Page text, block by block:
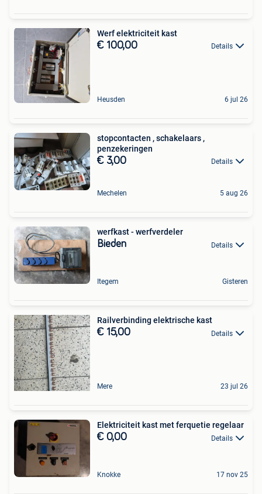
Werf elektriciteit kast
€ 100,00 Details
Heusden 6 jul 26
stopcontacten , schakelaars ,
penzekeringen
€ 3,00 Details
Mechelen 5 aug 26
werfkast - werfverdeler
Bieden Details
Itegem Gisteren
Railverbinding elektrische kast
€ 15,00 Details
Mere 23 jul 26
Elektriciteit kast met ferquetie regelaar
€ 0,00 Details
Knokke 17 nov 25